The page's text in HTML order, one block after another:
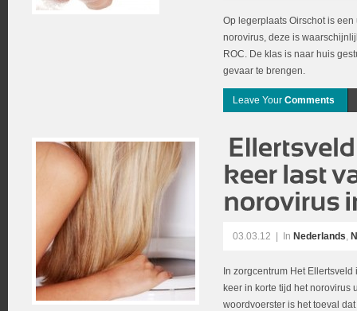
Op legerplaats Oirschot is
norovirus, deze is
ROC. De klas is naar huis
gevaar te brengen.
Leave Your Comments
03.03.12 In Nederlands,
In zorgcentrum Het
keer in korte tijd het norovirus
woordvoerster is het toeval